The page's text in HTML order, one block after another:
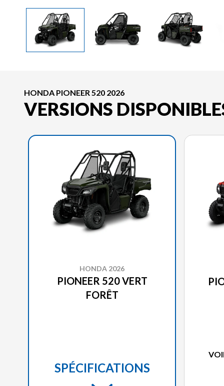
HONDA PIONEER 520 2026
VERSIONS
HONDA 2026
PIONEER 520 VERT
FORÊT
SPÉCIFICATIONS